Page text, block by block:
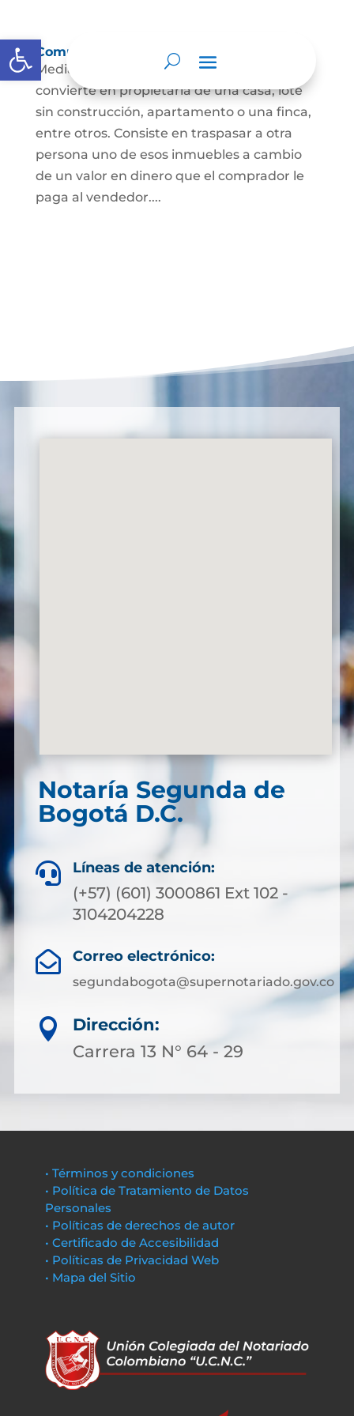
Abrir barra de herramientas
Compraventa de inmuebles
Mediante este contrato, una persona se
convierte en propietaria de una casa, lote
sin construcción, apartamento o una finca,
entre otros. Consiste en traspasar a otra
persona uno de esos inmuebles a cambio
de un valor en dinero que el comprador le
paga al vendedor....
Notaría Segunda de
Bogotá D.C.
 Líneas de atención:
(+57) (601) 3000861 Ext 102 -
3104204228
 Correo electrónico:
segundabogota@supernotariado.gov.co

Dirección:
Carrera 13 N° 64 - 29
• Términos y condiciones
• Política de Tratamiento de Datos
Personales
• Políticas de derechos de autor
• Certificado de Accesibilidad
• Políticas de Privacidad Web
• Mapa del Sitio